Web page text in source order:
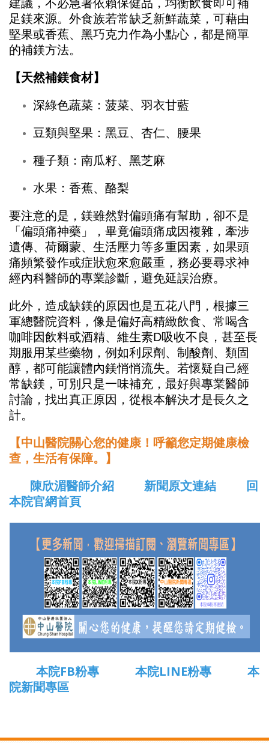
建議，不必急著依賴保健品，均衡飲食即可補
足鎂來源。外食族若常缺乏新鮮蔬菜，可藉由
堅果或香蕉、黑巧克力作為小點心，都是簡單
的補鎂方法。
【天然補鎂食材】
深綠色蔬菜：菠菜、羽衣甘藍
豆類與堅果：黑豆、杏仁、腰果
種子類：南瓜籽、黑芝麻
水果：香蕉、酪梨
要注意的是，鎂雖然對偏頭痛有幫助，卻不是
「偏頭痛神藥」，畢竟偏頭痛成因複雜，牽涉
遺傳、荷爾蒙、生活壓力等多重因素，如果頭
痛頻繁發作或症狀愈來愈嚴重，務必要尋求神
經內科醫師的專業診斷，避免延誤治療。
此外，造成缺鎂的原因也是五花八門，根據三
軍總醫院資料，像是偏好高精緻飲食、常喝含
咖啡因飲料或酒精、維生素D吸收不良，甚至長
期服用某些藥物，例如利尿劑、制酸劑、類固
醇，都可能讓體內鎂悄悄流失。若懷疑自己經
常缺鎂，可別只是一味補充，最好與專業醫師
討論，找出真正原因，從根本解決才是長久之
計。
【中山醫院關心您的健康！呼籲您定期健康檢
查，生活有保障。】
陳欣湄醫師介紹
新聞原文連結
回
本院官網首頁
本院FB粉專 本院LINE粉專
本
院新聞專區